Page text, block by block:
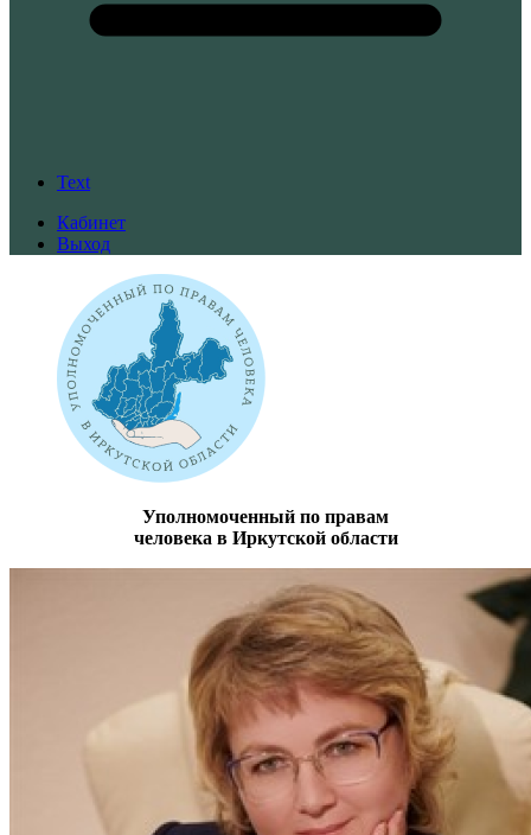
Text
Кабинет
Выход
Уполномоченный по правам
человека в Иркутской области